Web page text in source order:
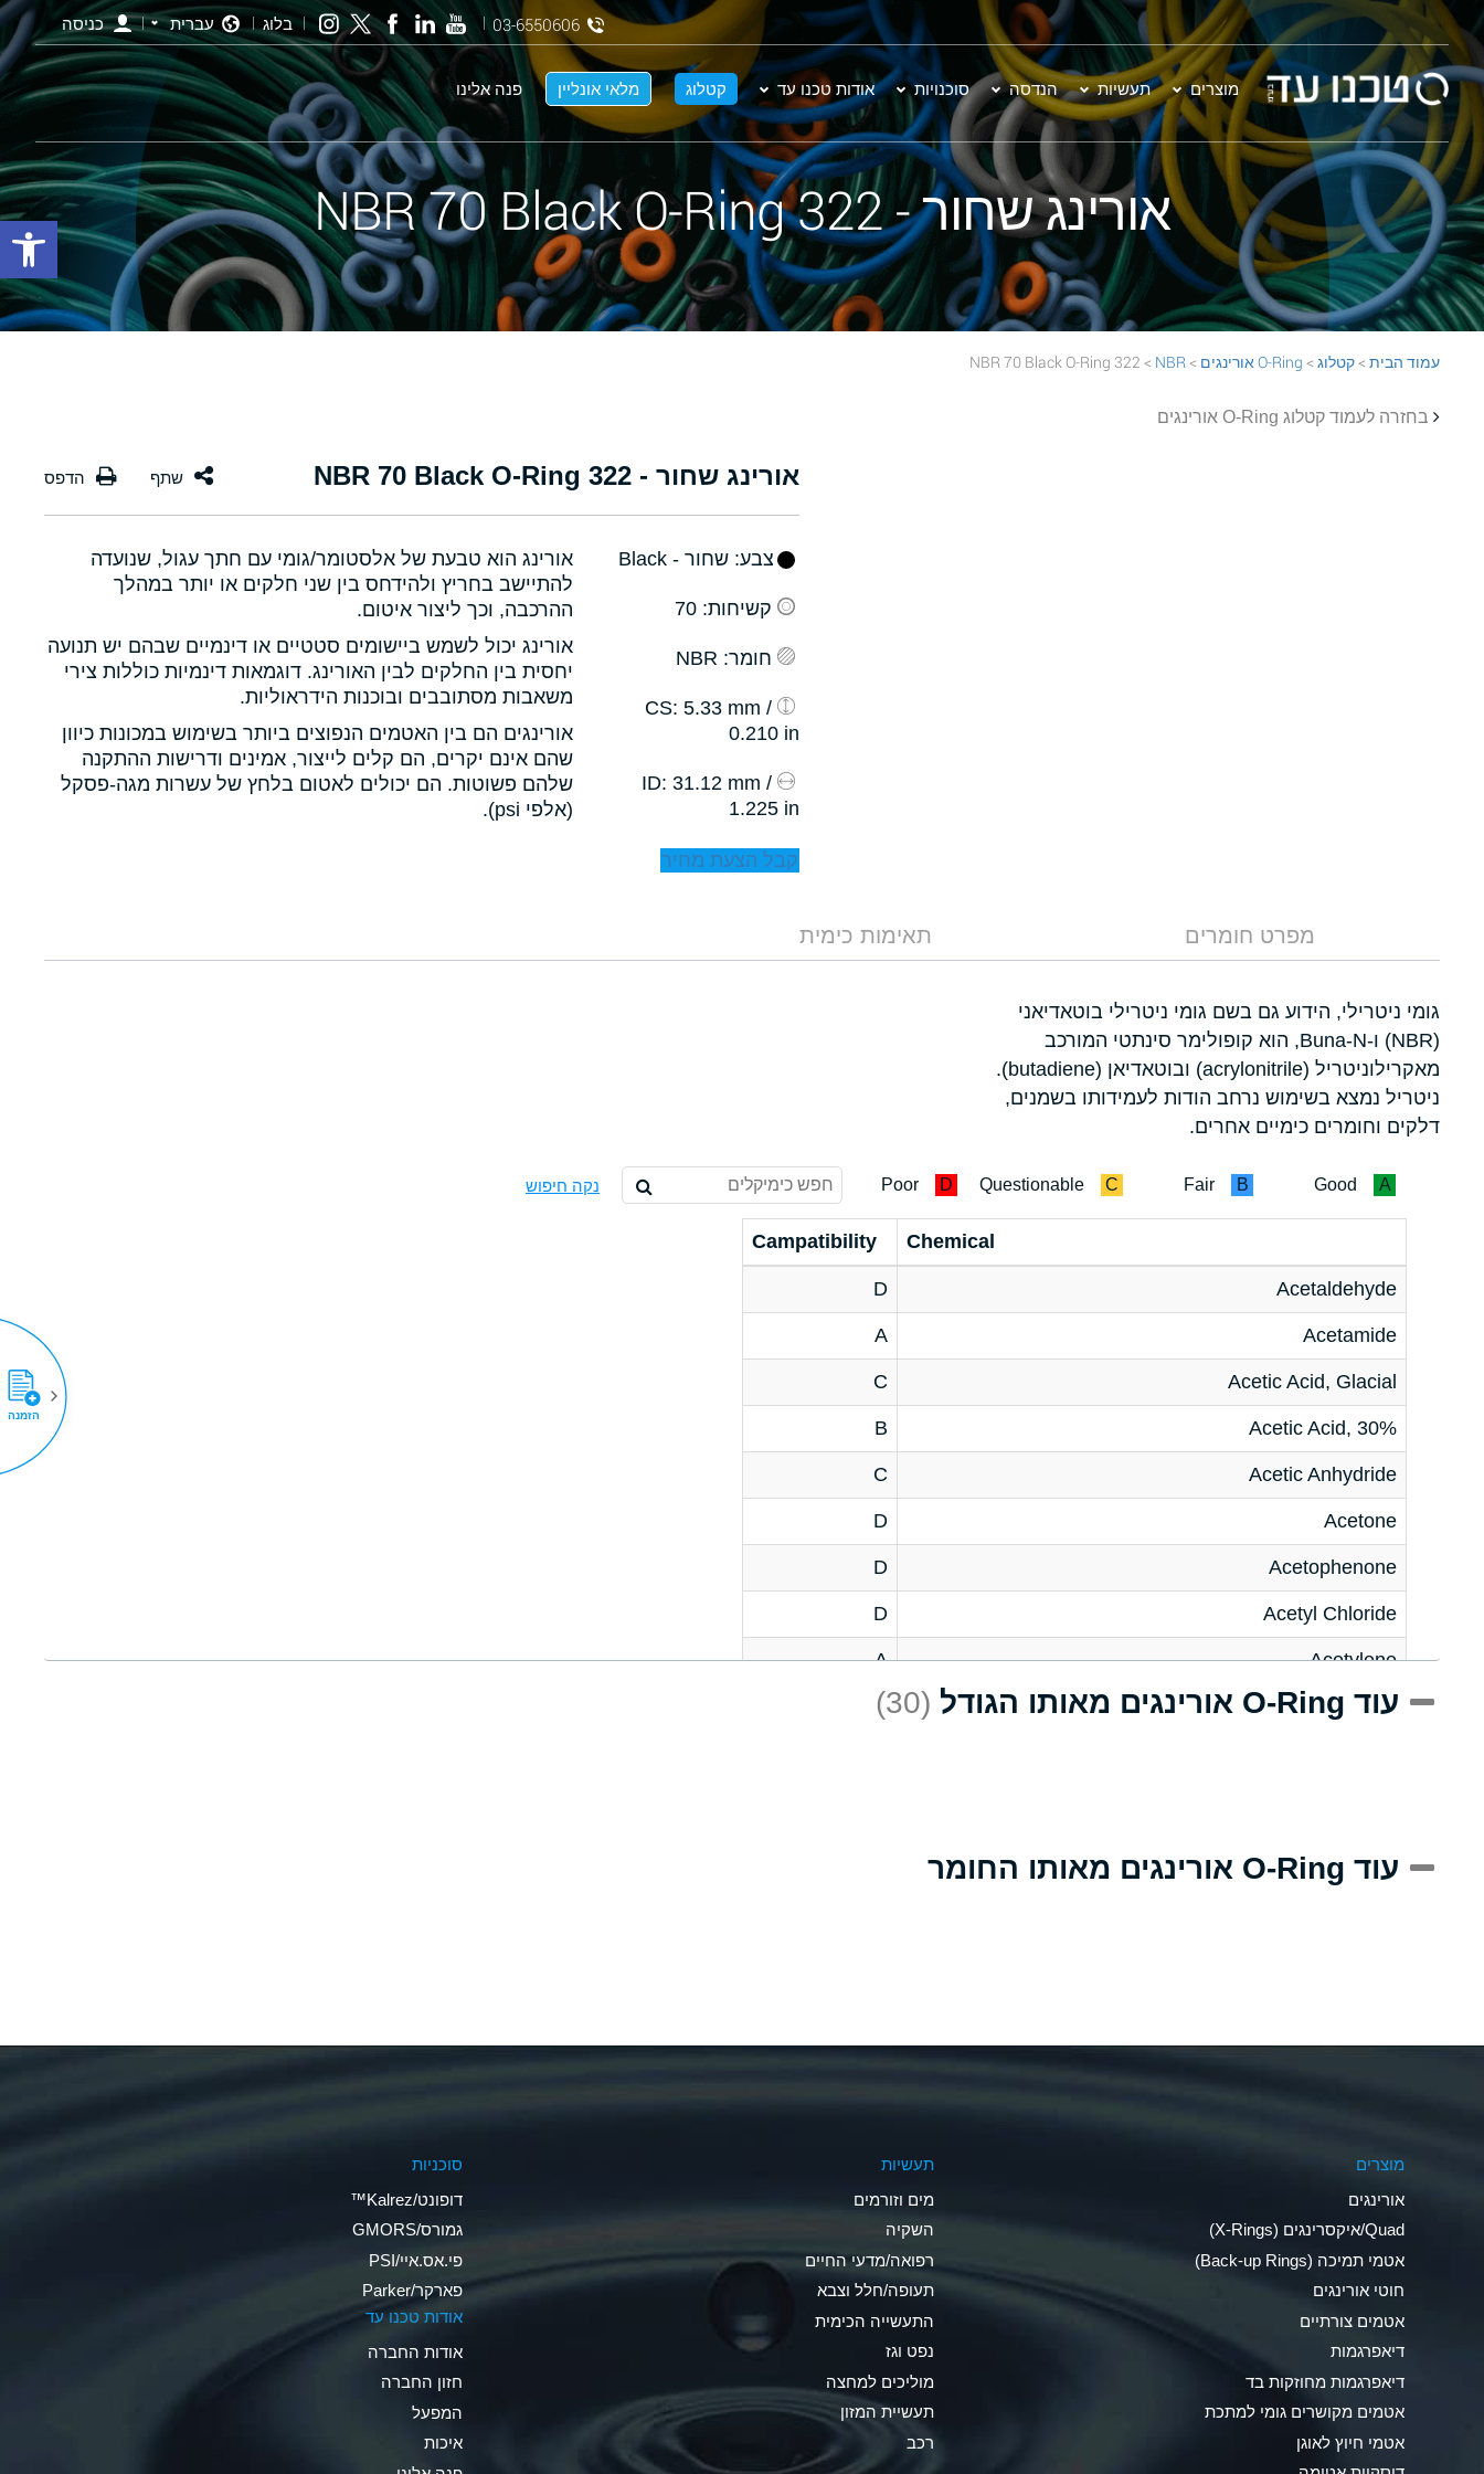
מוצרים תעשיות הנדסה סוכנויות אודות טכנו עד קטלוג מלאי אונליין פנה אלינו
03-6550606 בלוג עברית כניסה
אורינג שחור - 322 NBR 70 Black O-Ring
עמוד הבית >קטלוג > O-Ring אורינגים >
NBR
> 322 NBR 70 Black O-Ring
בחזרה לעמוד קטלוג O-Ring אורינגים
אורינג שחור - 322 NBR 70 Black O-Ring
אורינג הוא טבעת של אלסטומר/גומי עם חתך עגול, שנועדה
להתיישב בחריץ ולהידחס בין שני חלקים או יותר במהלך
ההרכבה, וכך ליצור איטום.
אורינג יכול לשמש ביישומים סטטיים או דינמיים שבהם יש תנועה
יחסית בין החלקים לבין האורינג. דוגמאות דינמיות כוללות צירי
משאבות מסתובבים ובוכנות הידראוליות.
אורינגים הם בין האטמים הנפוצים ביותר בשימוש במכונות כיוון
שהם אינם יקרים, הם קלים לייצור, אמינים ודרישות ההתקנה
שלהם פשוטות. הם יכולים לאטום בלחץ של עשרות מגה-פסקל
(אלפי psi).
צבע: שחור - Black
קשיחות: 70
חומר: NBR
: 5.33 mm /
0.210 in
: 31.12 mm /
1.225 in
קבל הצעת מחיר
מפרט חומרים תאימות כימית
גומי ניטרילי, הידוע גם בשם גומי ניטרילי בוטאדיאני
(NBR) ו-Buna-N, הוא קופולימר סינתטי המורכב
מאקרילוניטריל (acrylonitrile) ובוטאדיאן (butadiene).
ניטריל נמצא בשימוש נרחב הודות לעמידותו בשמנים,
דלקים וחומרים כימיים אחרים.
A
Good
B
Fair
C
Questionable
D
Poor נקה חיפוש
Chemical
Campatibility
Acetaldehyde
D
Acetamide
A
Acetic Acid, Glacial
C
Acetic Acid, 30%
B
Acetic Anhydride
C
Acetone
D
Acetophenone
D
Acetyl Chloride
D
Acetylene
A
Acrlylonitrile
D
Aluminum Acetate (Aqueous)
Ammonia Anhydrous
B
Ammonia Gas (hot)
D
Ammonium Carbonate (Aqueous)
Ammonium Chloride (Aqueous)
A
Ammonium Hydroxide (conc.)
D
Ammonium Nitrate (Aqueous)
עוד O-Ring אורינגים מאותו הגודל (30)
עוד O-Ring אורינגים מאותו החומר
מוצרים
אורינגים
Quad/איקסרינגים (X-Rings)
אטמי תמיכה (Back-up Rings)
חוטי אורינגים
אטמים צורתיים
דיאפרגמות
דיאפרגמות מחוזקות בד
אטמים מקושרים גומי למתכת
אטמי חיוץ לאוגן
תעשיות
מים וזורמים
השקיה
רפואה/מדעי החיים
תעופה/חלל וצבא
התעשייה הכימית
נפט וגז
מוליכים למחצה
תעשיית המזון
רכב
סוכניות
דופונט/Kalrez™
גמורס/GMORS
פי.אס.איי/PSI
פארקר/Parker
אודות טכנו עד
אודות החברה
חזון החברה
המפעל
איכות
הזמנה
פתח